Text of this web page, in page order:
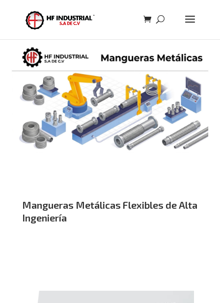
Mangueras Metálicas Flexibles de Alta
Ingeniería